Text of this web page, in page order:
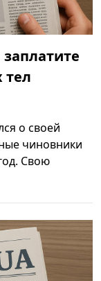
тел
о своей
чиновники
Свою